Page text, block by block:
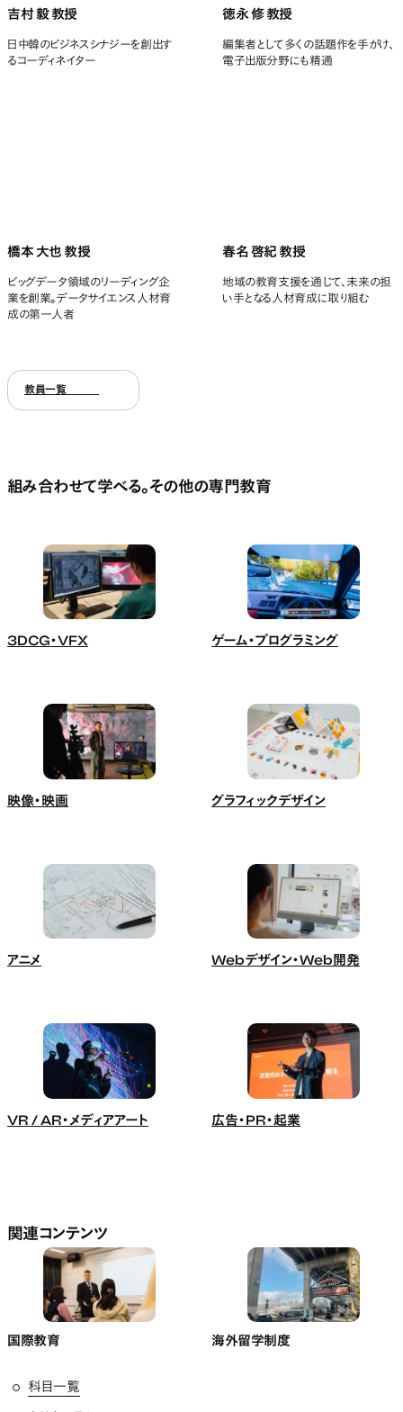
吉村 毅 教授
日中韓のビジネスシナジーを創出す
るコーディネイター
徳永 修 教授
編集者として多くの話題作を手がけ、
電子出版分野にも精通
橋本 大也 教授
ビッグデータ領域のリーディング企
業を創業。データサイエンス人材育
成の第一人者
春名 啓紀 教授
地域の教育支援を通じて、未来の担
い手となる人材育成に取り組む
教員一覧
組み合わせて学べる。その他の専門教育
3DCG・VFX ゲーム・プログラミング
映像・映画 グラフィックデザイン
アニメ Webデザイン・Web開発
VR / AR・メディアアート 広告・PR・起業
関連コンテンツ
国際教育 海外留学制度
科目一覧